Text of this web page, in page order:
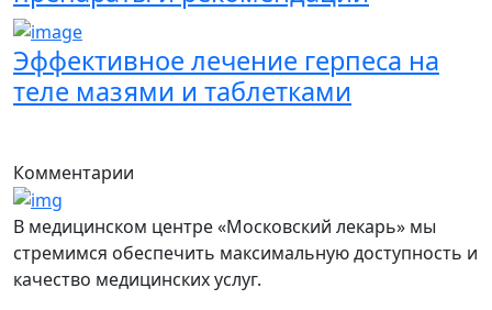
Эффективное лечение герпеса на
теле мазями и таблетками
Комментарии
В медицинском центре «Московский лекарь» мы
стремимся обеспечить максимальную доступность и
качество медицинских услуг.